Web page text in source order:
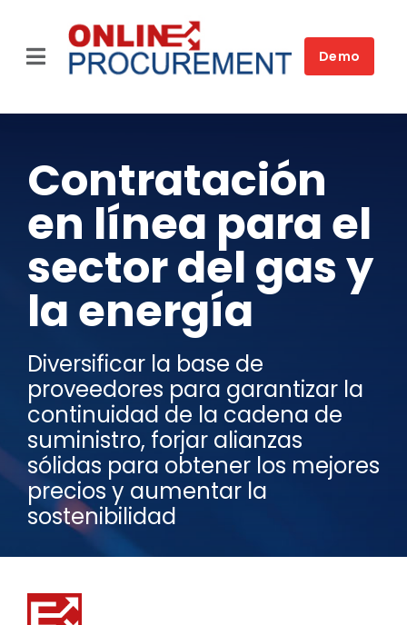
content
Toggle
Soluciones por sector
Soluciones para necesidad
Clientes
Quiénes somos
FAQ
Seguridad
Contactos
Solicite una demostración
Demo
Contratación
en línea para el
sector del gas y
la energía
Diversificar la base de
proveedores para garantizar la
continuidad de la cadena de
suministro, forjar alianzas
sólidas para obtener los mejores
precios y aumentar la
sostenibilidad